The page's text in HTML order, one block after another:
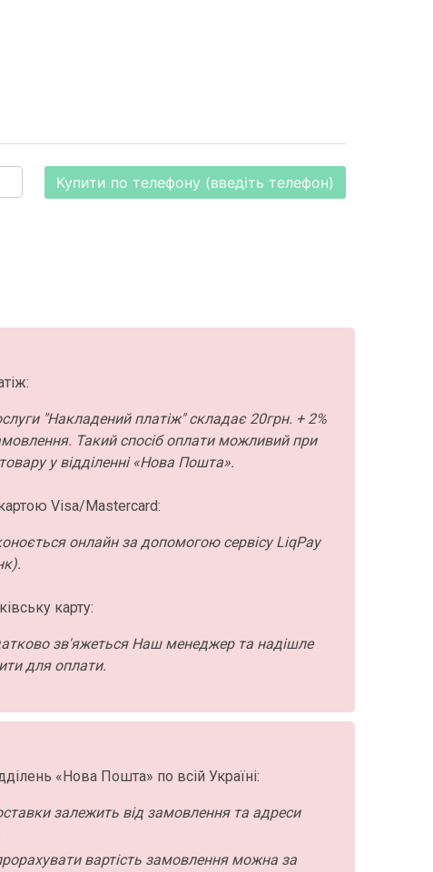
Купити по телефону (введіть телефон)
"Накладений платіж" складає 20грн. + 2%
Такий спосіб оплати можливий при
у відділенні «Нова Пошта».
Visa/Mastercard:
онлайн за допомогою сервісу LiqPay
карту:
зв'яжеться Наш менеджер та надішле
для оплати.
«Нова Пошта» по всій Україні:
залежить від замовлення та адреси
вартість замовлення можна за